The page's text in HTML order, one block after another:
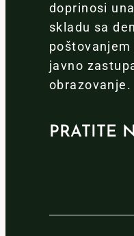
doprinosi
skladu sa
javno
obrazovanje.
PRATITE